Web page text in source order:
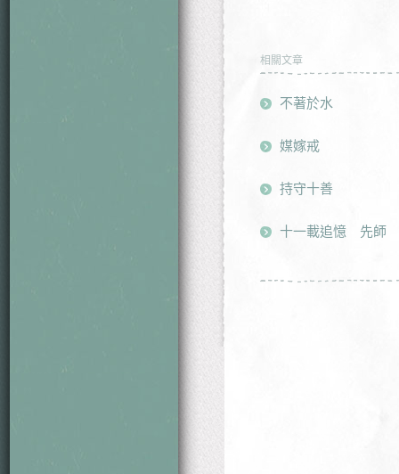
相關文章
不著於水
媒嫁戒
持守十善
十一載追憶 先師